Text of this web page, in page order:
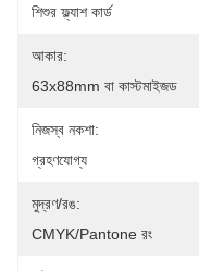
শিশুর ফ্ল্যাশ কার্ড
আকার:
63x88mm বা কাস্টমাইজড
নিজস্ব নকশা:
গ্রহণযোগ্য
মুদ্রণ/রঙ:
CMYK/Pantone রং